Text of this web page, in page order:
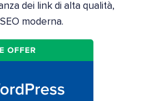
dei link di alta qualità,
moderna.